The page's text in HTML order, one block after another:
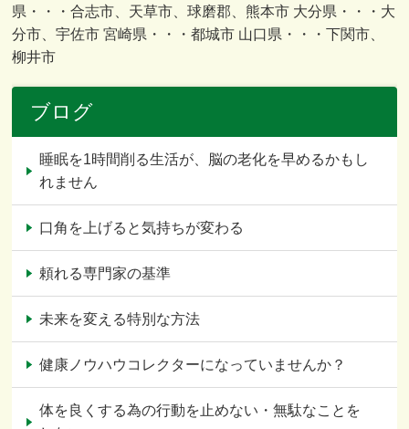
県・・・合志市、天草市、球磨郡、熊本市 大分県・・・大
分市、宇佐市 宮崎県・・・都城市 山口県・・・下関市、
柳井市
ブログ
睡眠を1時間削る生活が、脳の老化を早めるかもし
れません
口角を上げると気持ちが変わる
頼れる専門家の基準
未来を変える特別な方法
健康ノウハウコレクターになっていませんか？
体を良くする為の行動を止めない・無駄なことを